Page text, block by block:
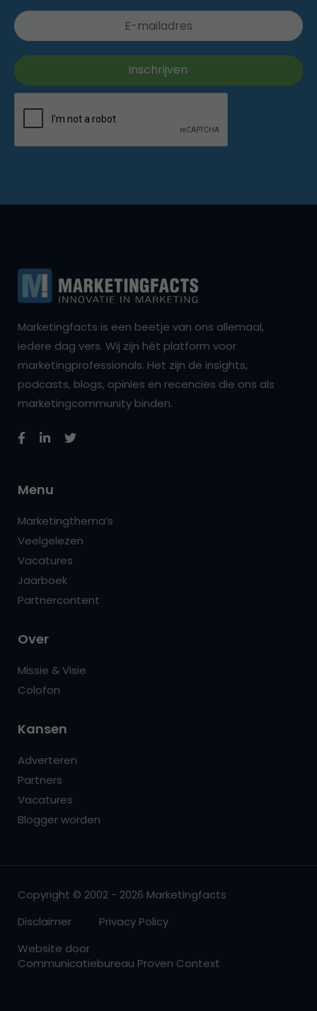
Marketingfacts is een beetje van ons allemaal,
iedere dag vers. Wij zijn hét platform voor
marketingprofessionals. Het zijn de insights,
podcasts, blogs, opinies en recencies die ons als
marketingcommunity binden.
Menu
Marketingthema’s
Veelgelezen
Vacatures
Jaarboek
Partnercontent
Over
Missie & Visie
Colofon
Kansen
Adverteren
Partners
Vacatures
Blogger worden
Copyright © 2002 - 2026 Marketingfacts
Disclaimer
Privacy Policy
Website door
Communicatiebureau Proven Context